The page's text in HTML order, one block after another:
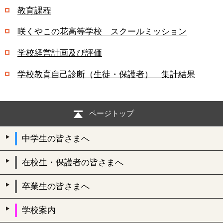
教育課程
咲くやこの花高等学校 スクールミッション
学校経営計画及び評価
学校教育自己診断（生徒・保護者） 集計結果
ページトップ
中学生の皆さまへ
在校生・保護者の皆さまへ
卒業生の皆さまへ
学校案内